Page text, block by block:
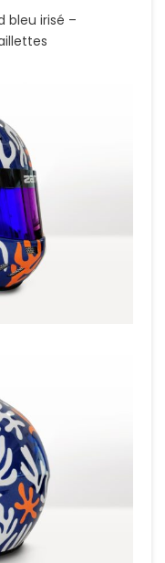
bleu irisé –